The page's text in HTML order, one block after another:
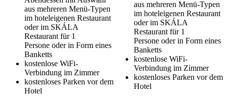
aus mehreren Menü-Typen
im hoteleigenen Restaurant
oder im SKÁLA
Restaurant für 1
Persone oder in Form eines
Banketts
kostenlose WiFi-
Verbindung im Zimmer
kostenloses Parken vor dem
Hotel
aus mehreren Menü-Typen
im hoteleigenen Restaurant
oder im SKÁLA
Restaurant für 1
Persone oder in Form eines
Banketts
kostenlose WiFi-
Verbindung im Zimmer
kostenloses Parken vor dem
Hotel